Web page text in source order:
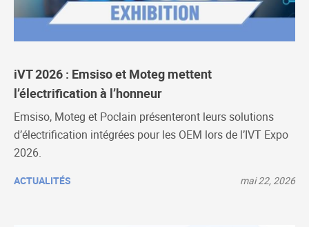
iVT 2026 : Emsiso et Moteg mettent
l’électrification à l’honneur
Emsiso, Moteg et Poclain présenteront leurs solutions
d’électrification intégrées pour les OEM lors de l’IVT Expo
2026.
ACTUALITÉS mai 22, 2026